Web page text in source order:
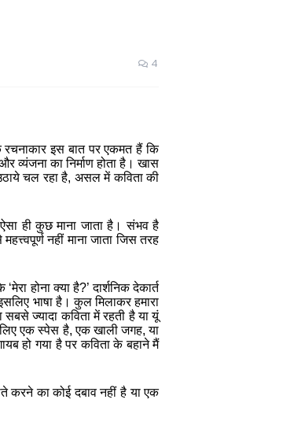
4
रचनाकार इस बात पर एकमत हैं कि
व्यंजना का निर्माण होता है। खास
चल रहा है, असल में कविता की
ऐसा ही कुछ माना जाता है। संभव है
महत्त्वपूर्ण नहीं माना जाता जिस तरह
‘मेरा होना क्या है?’दार्शनिक देकार्त
भाषा है। कुल मिलाकर हमारा
सबसे ज्यादा कविता में रहती है या यूं
एक स्पेस है,एक खाली जगह,या
हो गया है पर कविता के बहाने मैं
करने का कोई दबाव नहीं है या एक